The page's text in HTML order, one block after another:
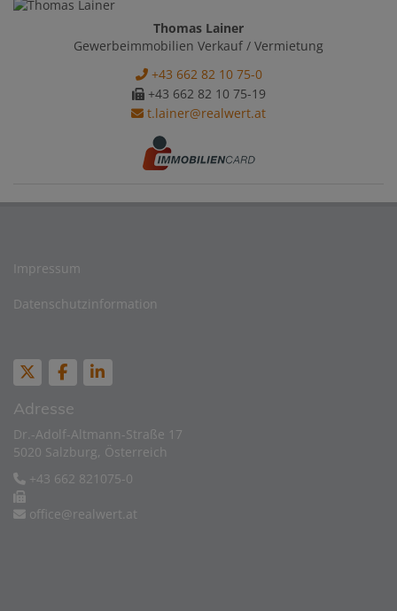
Thomas Lainer
Gewerbeimmobilien Verkauf / Vermietung
+43 662 82 10 75-0
+43 662 82 10 75-19
t.lainer@realwert.at
Impressum
Datenschutzinformation
Adresse
Dr.-Adolf-Altmann-Straße 17
5020 Salzburg, Österreich
+43 662 821075-0
office@realwert.at